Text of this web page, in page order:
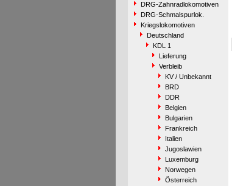
DRG-Zahnradlokomotiven
DRG-Schmalspurlok.
Kriegslokomotiven
Deutschland
KDL 1
Lieferung
Verbleib
KV / Unbekannt
BRD
DDR
Belgien
Bulgarien
Frankreich
Italien
Jugoslawien
Luxemburg
Norwegen
Österreich